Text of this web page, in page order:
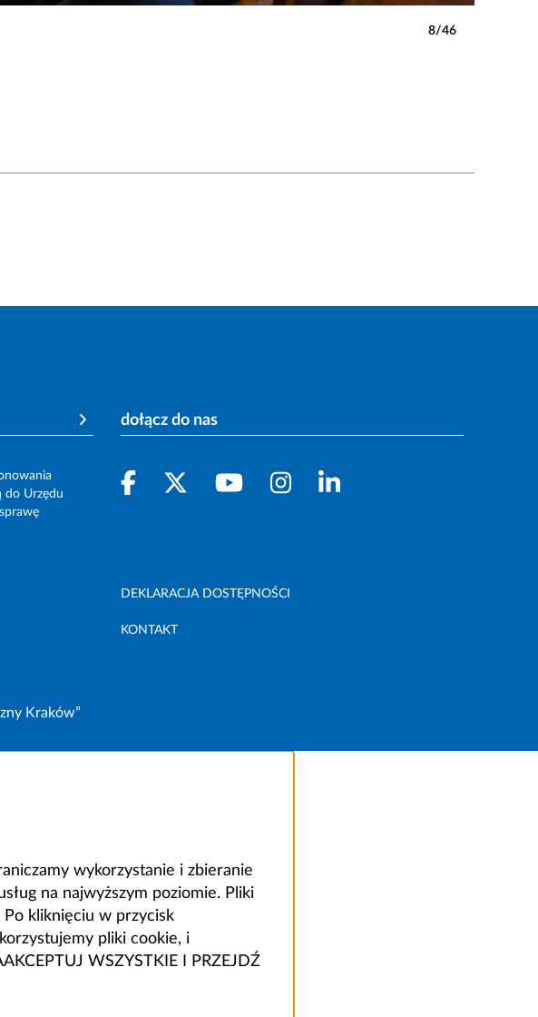
8/46
do Urzędu
dołącz do nas
DEKLARACJA DOSTĘPNOŚCI
KONTAKT
Kraków”
wykorzystanie i zbieranie
na najwyższym poziomie. Pliki
Po kliknięciu w przycisk
pliki cookie, i
WSZYSTKIE I PRZEJDŹ